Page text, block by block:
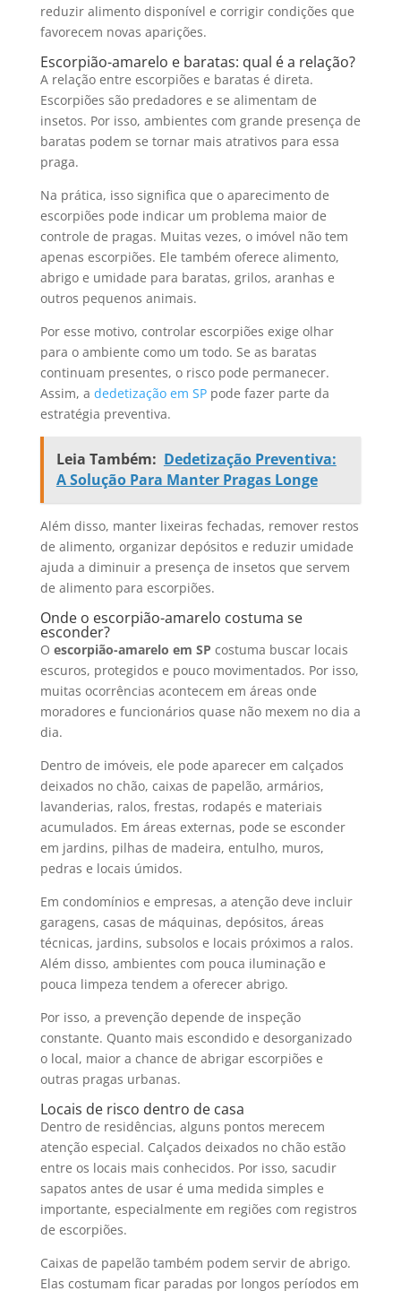
reduzir alimento disponível e corrigir condições que
favorecem novas aparições.
Escorpião-amarelo e baratas: qual é a relação?
A relação entre escorpiões e baratas é direta.
Escorpiões são predadores e se alimentam de
insetos. Por isso, ambientes com grande presença de
baratas podem se tornar mais atrativos para essa
praga.
Na prática, isso significa que o aparecimento de
escorpiões pode indicar um problema maior de
controle de pragas. Muitas vezes, o imóvel não tem
apenas escorpiões. Ele também oferece alimento,
abrigo e umidade para baratas, grilos, aranhas e
outros pequenos animais.
Por esse motivo, controlar escorpiões exige olhar
para o ambiente como um todo. Se as baratas
continuam presentes, o risco pode permanecer.
Assim, a dedetização em SPpode fazer parte da
estratégia preventiva.
Leia Também: Dedetização Preventiva:
A Solução Para Manter Pragas Longe
Além disso, manter lixeiras fechadas, remover restos
de alimento, organizar depósitos e reduzir umidade
ajuda a diminuir a presença de insetos que servem
de alimento para escorpiões.
Onde o escorpião-amarelo costuma se
esconder?
O escorpião-amarelo em SP costuma buscar locais
escuros, protegidos e pouco movimentados. Por isso,
muitas ocorrências acontecem em áreas onde
moradores e funcionários quase não mexem no dia a
dia.
Dentro de imóveis, ele pode aparecer em calçados
deixados no chão, caixas de papelão, armários,
lavanderias, ralos, frestas, rodapés e materiais
acumulados. Em áreas externas, pode se esconder
em jardins, pilhas de madeira, entulho, muros,
pedras e locais úmidos.
Em condomínios e empresas, a atenção deve incluir
garagens, casas de máquinas, depósitos, áreas
técnicas, jardins, subsolos e locais próximos a ralos.
Além disso, ambientes com pouca iluminação e
pouca limpeza tendem a oferecer abrigo.
Por isso, a prevenção depende de inspeção
constante. Quanto mais escondido e desorganizado
o local, maior a chance de abrigar escorpiões e
outras pragas urbanas.
Locais de risco dentro de casa
Dentro de residências, alguns pontos merecem
atenção especial. Calçados deixados no chão estão
entre os locais mais conhecidos. Por isso, sacudir
sapatos antes de usar é uma medida simples e
importante, especialmente em regiões com registros
de escorpiões.
Caixas de papelão também podem servir de abrigo.
Elas costumam ficar paradas por longos períodos em